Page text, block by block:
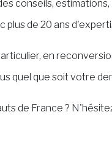
conseils,
plus de 20 ans
en
quel que soit votre
de France ?